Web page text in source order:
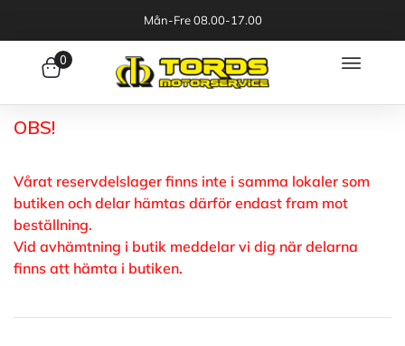
Mån-Fre 08.00-17.00
0
OBS!
Vårat reservdelslager finns inte i samma lokaler som
butiken och delar hämtas därför endast fram mot
beställning.
Vid avhämtning i butik meddelar vi dig när delarna
finns att hämta i butiken.